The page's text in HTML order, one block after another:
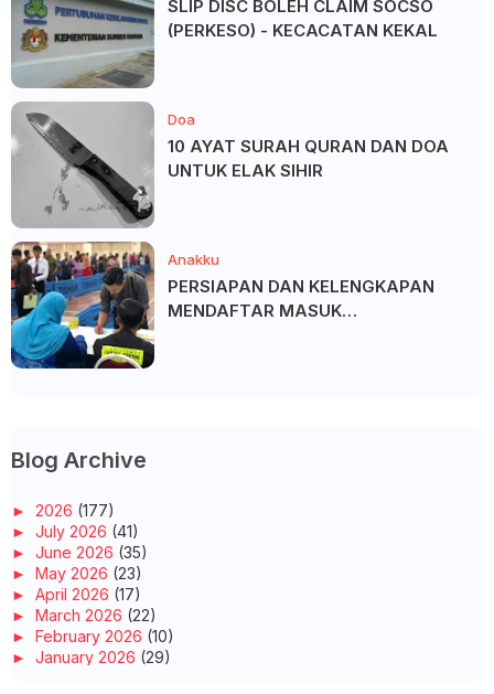
SLIP DISC BOLEH CLAIM SOCSO
(PERKESO) - KECACATAN KEKAL
Doa
10 AYAT SURAH QURAN DAN DOA
UNTUK ELAK SIHIR
Anakku
PERSIAPAN DAN KELENGKAPAN
MENDAFTAR MASUK
Blog Archive
► 2026 (177)
► July 2026 (41)
► June 2026 (35)
► May 2026 (23)
► April 2026 (17)
► March 2026 (22)
► February 2026 (10)
► January 2026 (29)